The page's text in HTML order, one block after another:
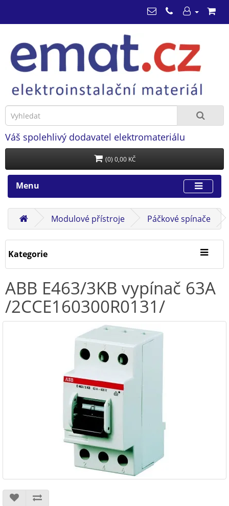
Váš spolehlivý dodavatel elektromateriálu
(0) 0,00 KČ
Menu
Modulové přístroje Páčkové spínače
Kategorie
ABB E463/3KB vypínač 63A
/2CCE160300R0131/